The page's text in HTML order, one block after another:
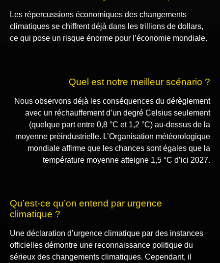
Les répercussions économiques des changements
climatiques se chiffrent déjà dans les trillions de dollars,
ce qui pose un risque énorme pour l’économie mondiale.
Quel est notre meilleur scénario ?
Nous observons déjà les conséquences du dérèglement
avec un réchauffement d’un degré Celsius seulement
(quelque part entre 0,8 °C et 1,2 °C) au-dessus de la
moyenne préindustrielle. L’Organisation météorologique
mondiale affirme que les chances sont égales que la
température moyenne atteigne 1,5 °C d’ici 2027.
Qu’est-ce qu’on entend par urgence
climatique ?
Une déclaration d’urgence climatique par des instances
officielles démontre une reconnaissance politique du
sérieux des changements climatiques. Cependant, il